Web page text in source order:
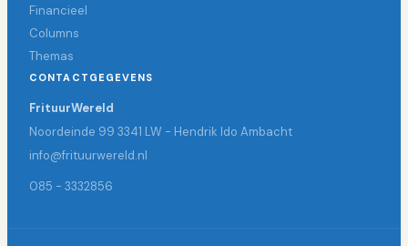
Financieel
Columns
Themas
CONTACTGEGEVENS
FrituurWereld
Noordeinde 99 3341 LW - Hendrik Ido Ambacht
info@frituurwereld.nl
085 - 3332856